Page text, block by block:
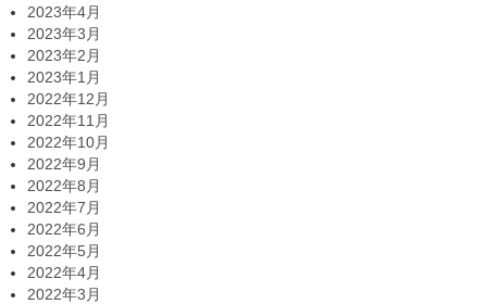
2023年4月
2023年3月
2023年2月
2023年1月
2022年12月
2022年11月
2022年10月
2022年9月
2022年8月
2022年7月
2022年6月
2022年5月
2022年4月
2022年3月